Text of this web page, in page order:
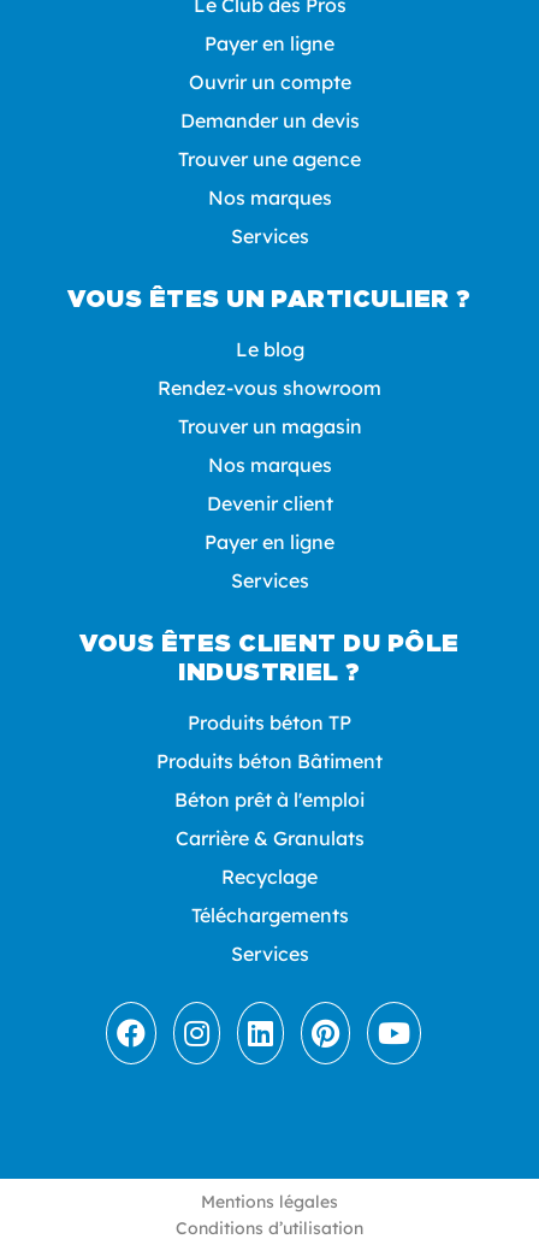
Le Club des Pros
Payer en ligne
Ouvrir un compte
Demander un devis
Trouver une agence
Nos marques
Services
VOUS ÊTES UN PARTICULIER ?
Le blog
Rendez-vous showroom
Trouver un magasin
Nos marques
Devenir client
Payer en ligne
Services
VOUS ÊTES CLIENT DU PÔLE
INDUSTRIEL ?
Produits béton TP
Produits béton Bâtiment
Béton prêt à l'emploi
Carrière & Granulats
Recyclage
Téléchargements
Services
Mentions légales
Conditions d’utilisation